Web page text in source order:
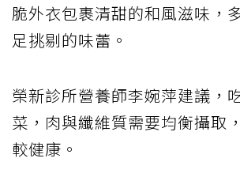
脆外衣包裹清甜的和風滋味，
足挑剔的味蕾。
榮新診所營養師李婉萍建議，
菜，肉與纖維質需要均衡攝取
較健康。